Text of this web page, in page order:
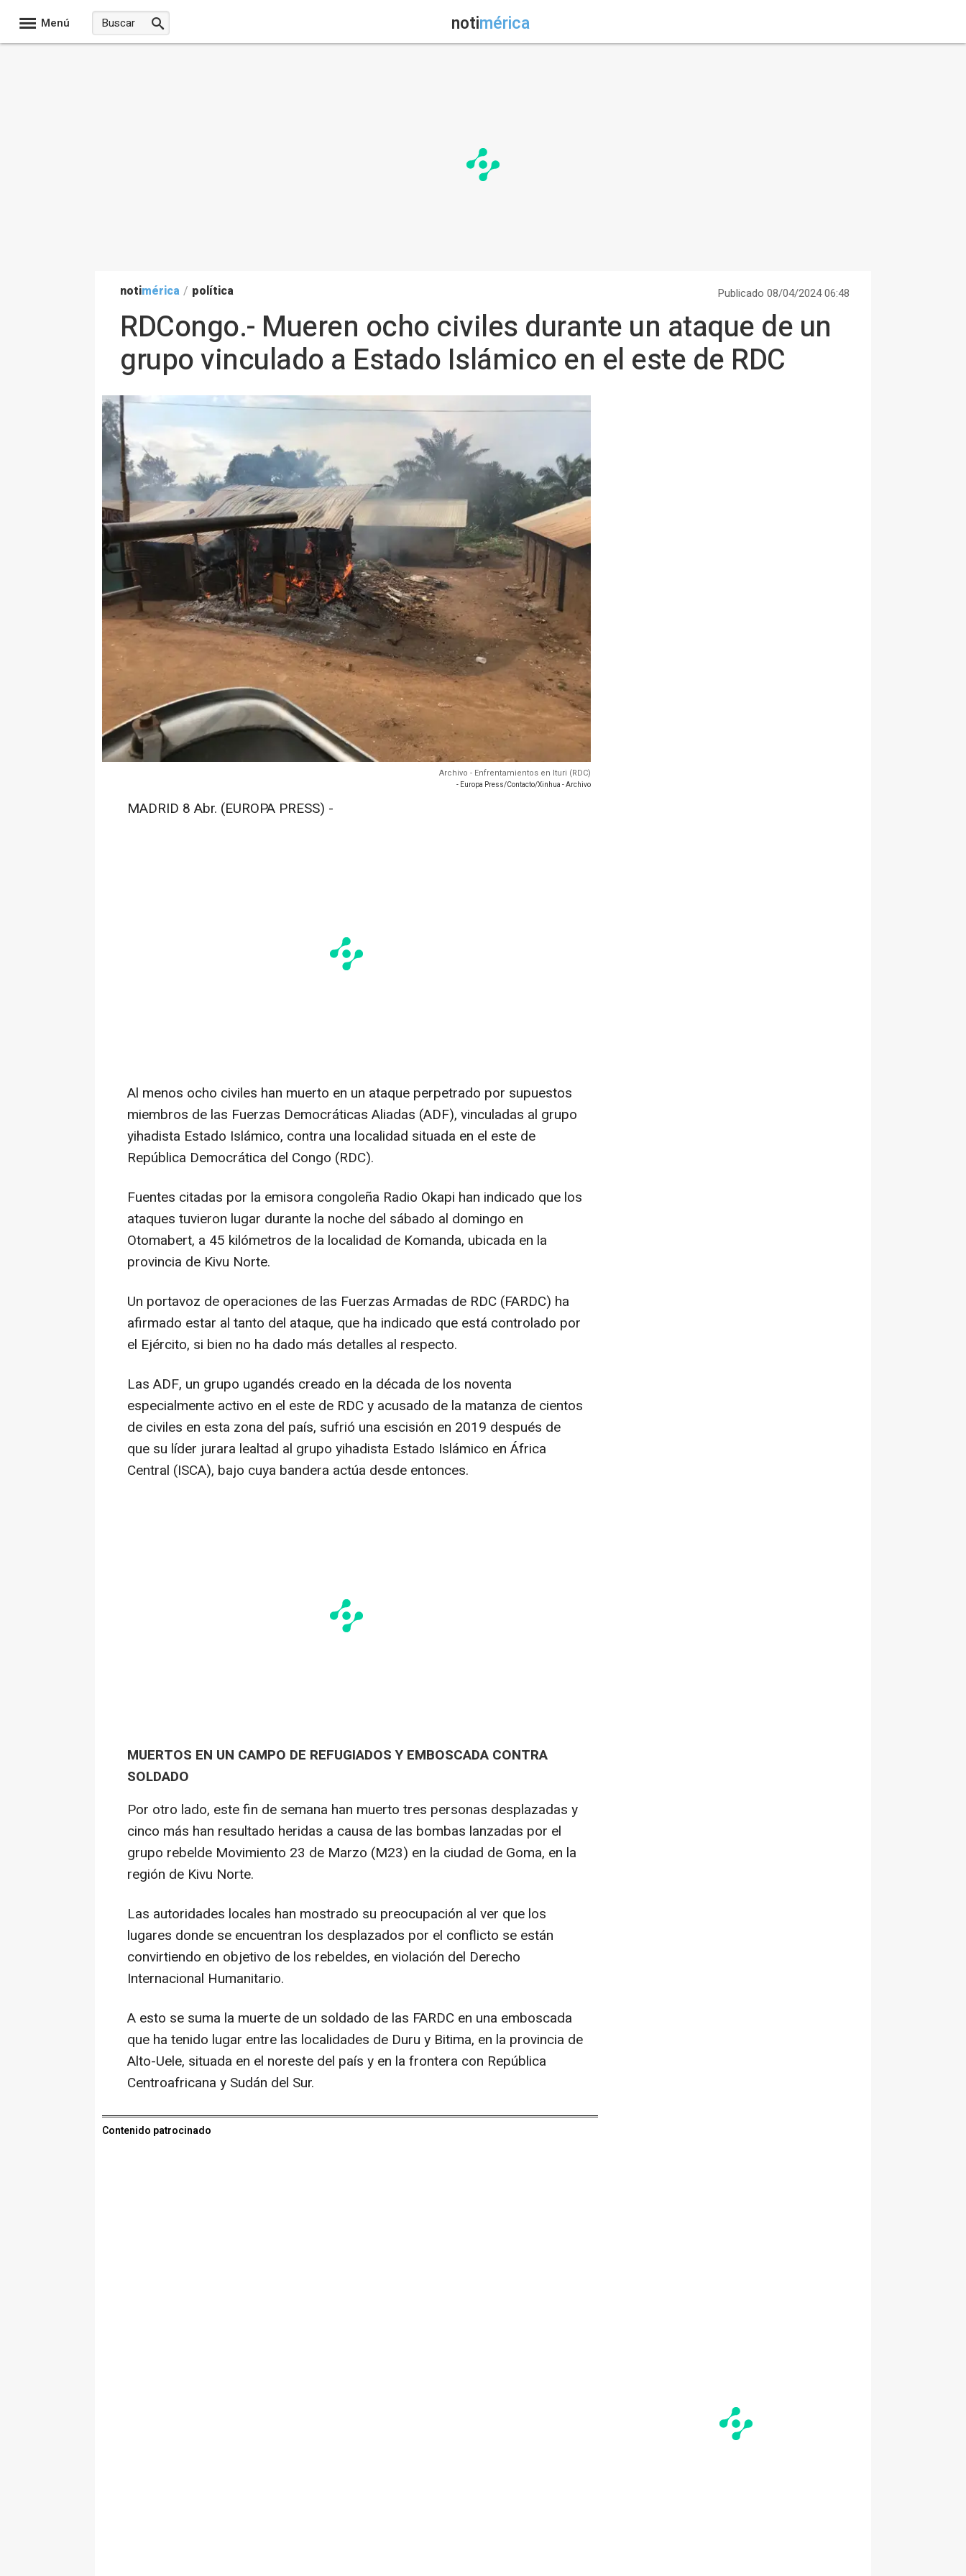
Menú notimérica
notimérica / política Publicado 08/04/2024 06:48
RDCongo.- Mueren ocho civiles durante un ataque de un
grupo vinculado a Estado Islámico en el este de RDC
Archivo - Enfrentamientos en Ituri (RDC)
- Europa Press/Contacto/Xinhua - Archivo
MADRID 8 Abr. (EUROPA PRESS) -
Al menos ocho civiles han muerto en un ataque perpetrado por supuestos
miembros de las Fuerzas Democráticas Aliadas (ADF), vinculadas al grupo
yihadista Estado Islámico, contra una localidad situada en el este de
República Democrática del Congo (RDC).
Fuentes citadas por la emisora congoleña Radio Okapi han indicado que los
ataques tuvieron lugar durante la noche del sábado al domingo en
Otomabert, a 45 kilómetros de la localidad de Komanda, ubicada en la
provincia de Kivu Norte.
Un portavoz de operaciones de las Fuerzas Armadas de RDC (FARDC) ha
afirmado estar al tanto del ataque, que ha indicado que está controlado por
el Ejército, si bien no ha dado más detalles al respecto.
Las ADF, un grupo ugandés creado en la década de los noventa
especialmente activo en el este de RDC y acusado de la matanza de cientos
de civiles en esta zona del país, sufrió una escisión en 2019 después de
que su líder jurara lealtad al grupo yihadista Estado Islámico en África
Central (ISCA), bajo cuya bandera actúa desde entonces.
MUERTOS EN UN CAMPO DE REFUGIADOS Y EMBOSCADA CONTRA
SOLDADO
Por otro lado, este fin de semana han muerto tres personas desplazadas y
cinco más han resultado heridas a causa de las bombas lanzadas por el
grupo rebelde Movimiento 23 de Marzo (M23) en la ciudad de Goma, en la
región de Kivu Norte.
Las autoridades locales han mostrado su preocupación al ver que los
lugares donde se encuentran los desplazados por el conflicto se están
convirtiendo en objetivo de los rebeldes, en violación del Derecho
Internacional Humanitario.
A esto se suma la muerte de un soldado de las FARDC en una emboscada
que ha tenido lugar entre las localidades de Duru y Bitima, en la provincia de
Alto-Uele, situada en el noreste del país y en la frontera con República
Centroafricana y Sudán del Sur.
Contenido patrocinado